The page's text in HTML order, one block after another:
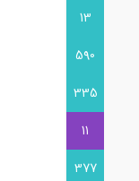
13
590
335
11
377